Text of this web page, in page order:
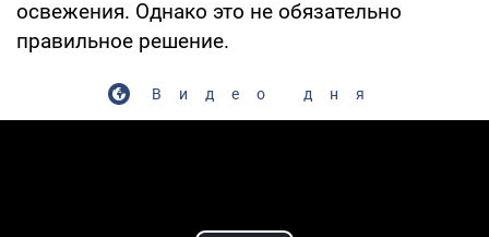
освежения. Однако это не обязательно
правильное решение.
Видео дня